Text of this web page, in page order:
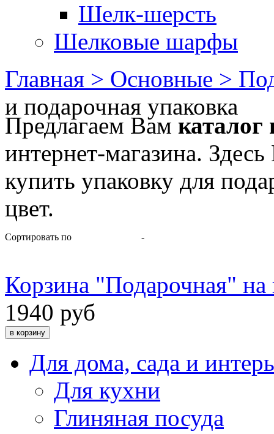
Шелк-шерсть
Шелковые шарфы
Главная > Основные >
и подарочная упаковка
Предлагаем Вам каталог
интернет-магазина.
купить упаковку для
цвет.
Сортировать по -
Корзина "Подарочная" на
1940 руб
Для дома, сада и
Для кухни
Глиняная посуда